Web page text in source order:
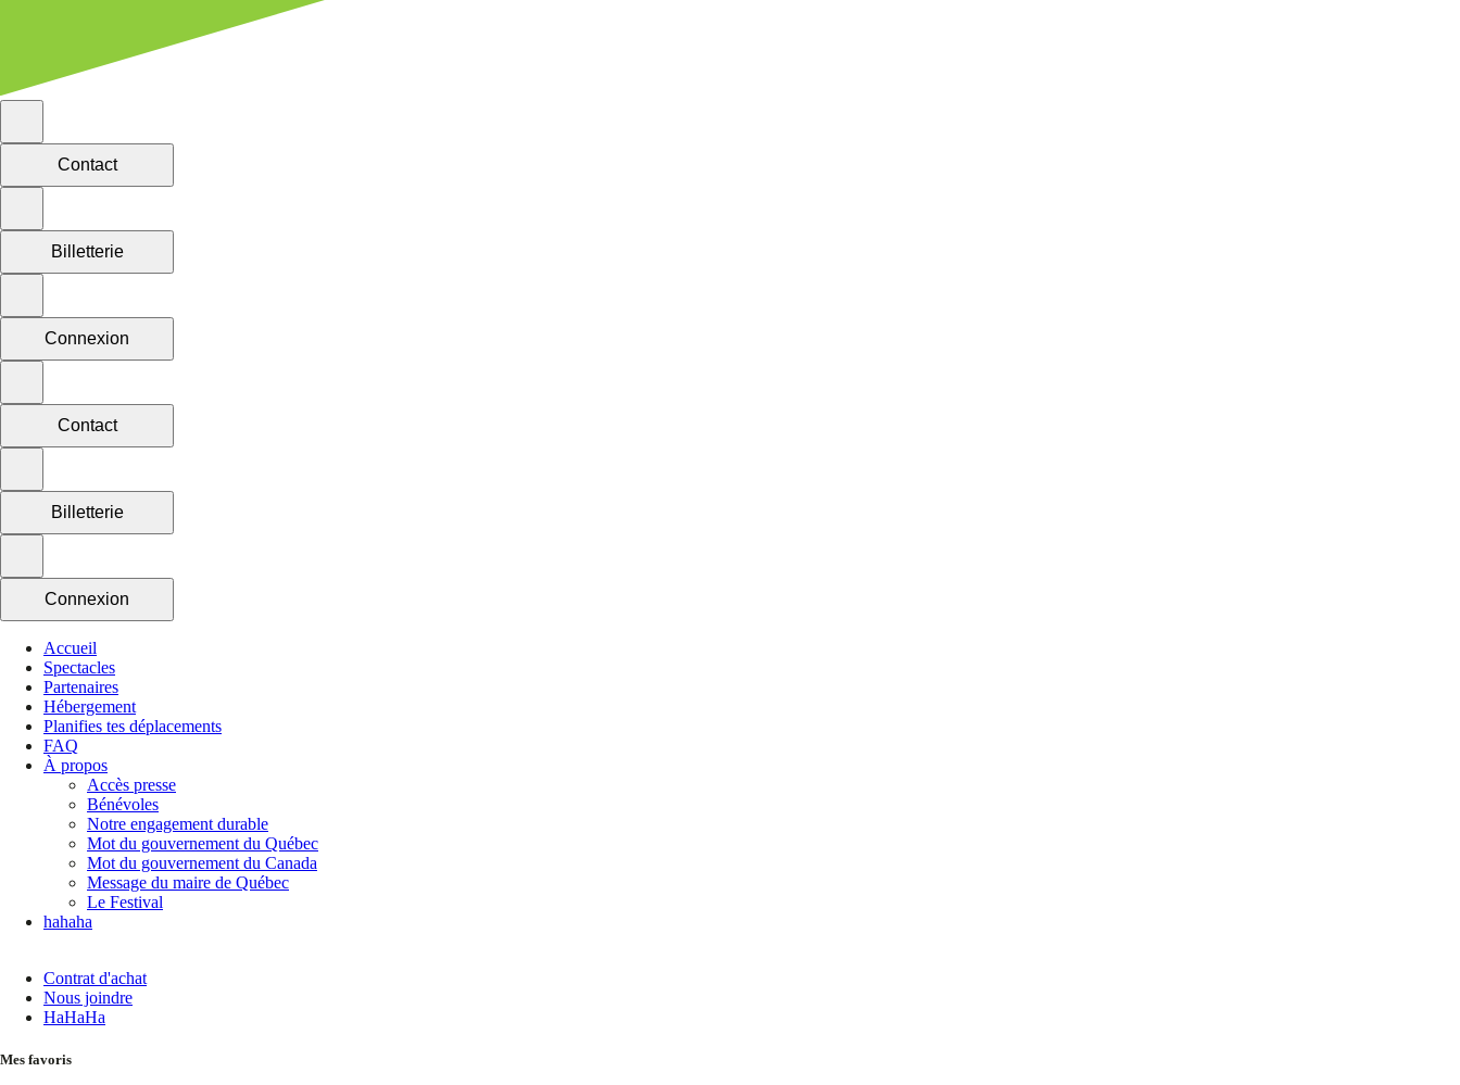
Contact
Billetterie
Connexion
Contact
Billetterie
Connexion
Accueil
Spectacles
Partenaires
Hébergement
Planifies tes déplacements
FAQ
À propos
Accès presse
Bénévoles
Notre engagement durable
Mot du gouvernement du Québec
Mot du gouvernement du Canada
Message du maire de Québec
Le Festival
hahaha
Contrat d'achat
Nous joindre
HaHaHa
Mes favoris